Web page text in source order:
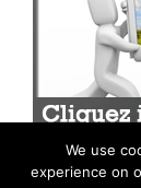
We use
experience on